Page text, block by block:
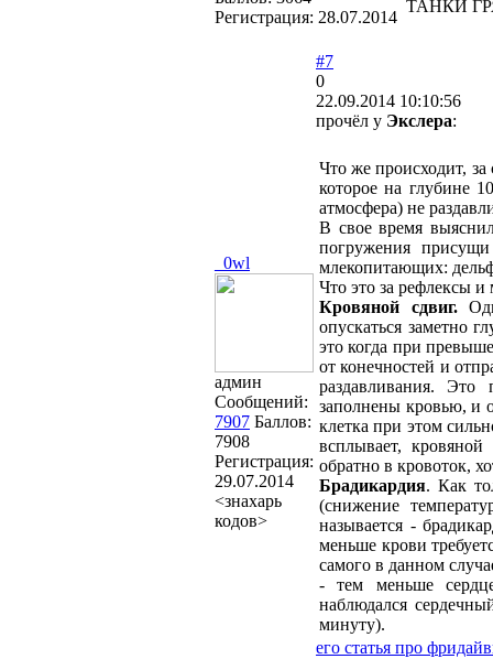
Регистрация: 28.07.2014
ТАНКИ
_0wl
админ
Сообщений:
7907 Баллов:
7908
Регистрация:
29.07.2014
<знахарь
кодов>
#7
0
22.09.2014 10:10:56
прочёл у Экслера:
Что же происходит, за
которое на глубине
атмосфера) не
В свое время
погружения
млекопитающих:
Что это за рефлексы
Кровяной сдвиг.
опускаться заметно
это когда при
от конечностей и
раздавливания. Это
заполнены кровью, и
клетка при этом
всплывает,
обратно в кровоток,
Брадикардия. Как
(снижение
называется -
меньше крови
самого в данном
- тем меньше
наблюдался
минуту).
его статья про